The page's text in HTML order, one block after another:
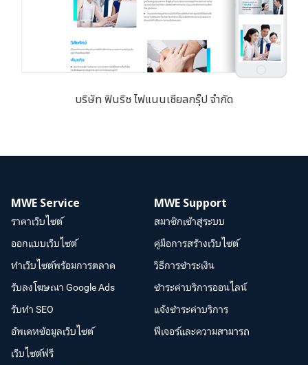
บริษัท ฟินริช ไฟแนนเชียลกรุ๊ป จำกัด
MWE Service
ราคาเว็บไซต์
ออกแบบเว็บไซต์
ทำเว็บไซต์พร้อมการตลาด
รับลงโฆษณา Google Ads
รับทำ SEO
อัพเดทข้อมูลเว็บไซต์
เว็บไซต์ฟรี
MWE Support
สมาชิกเข้าสู่ระบบ
คู่มือการสร้างเว็บไซต์
วิธีการชำระเงิน
ชำระค่าบริการออนไลน์
แจ้งชำระค่าบริการ
ฟีเจอร์และความสามารถ